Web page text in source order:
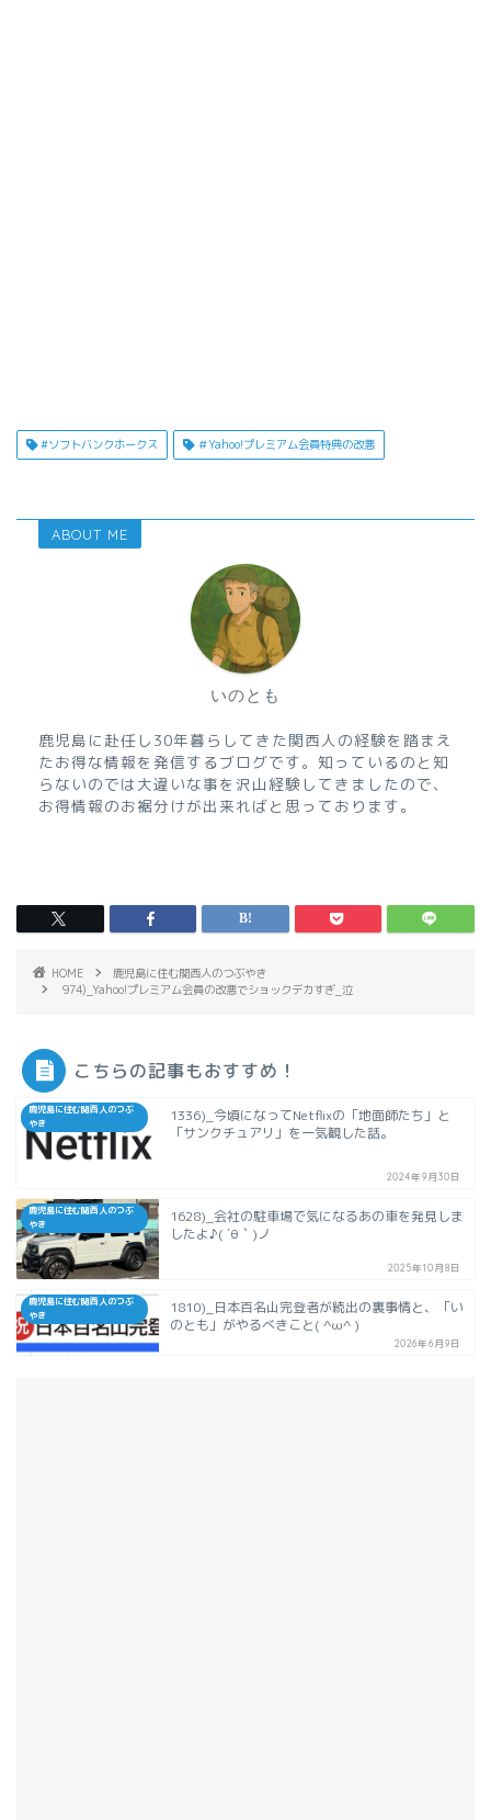
#ソフトバンクホークス ＃Yahoo!プレミアム会員特典の改悪
ABOUT ME
いのとも
鹿児島に赴任し30年暮らしてきた関西人の経験を踏まえ
たお得な情報を発信するブログです。知っているのと知
らないのでは大違いな事を沢山経験してきましたので、
お得情報のお裾分けが出来ればと思っております。
HOME
鹿児島に住む関西人のつぶやき
974)_Yahoo!プレミアム会員の改悪でショックデカすぎ_泣
こちらの記事もおすすめ！
鹿児島に住む関西人のつぶ
やき
1336)_今頃になってNetflixの「地面師たち」と
「サンクチュアリ」を一気観した話。
2024年9月30日
鹿児島に住む関西人のつぶ
やき
1628)_会社の駐車場で気になるあの車を発見しま
したよ♪( ´θ｀)ノ
2025年10月8日
鹿児島に住む関西人のつぶ
やき
1810)_日本百名山完登者が続出の裏事情と、「い
のとも」がやるべきこと( ^ω^ )
2026年6月9日